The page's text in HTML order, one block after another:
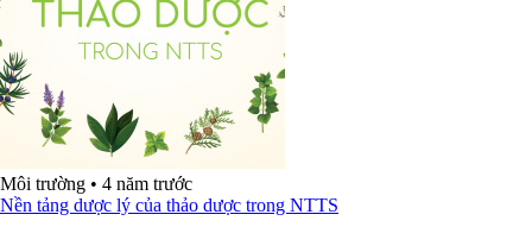
Môi trường • 4 năm trước
Nền tảng dược lý của thảo dược trong NTTS